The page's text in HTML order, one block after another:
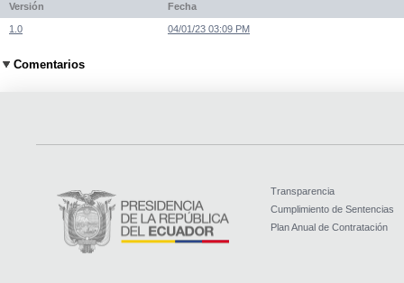
Versión Fecha
1.0 04/01/23 03:09 PM
Comentarios
Transparencia
Cumplimiento de Sentencias
Plan Anual de Contratación